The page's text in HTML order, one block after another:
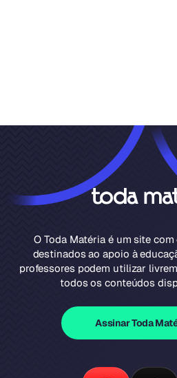
O Toda Matéria é um site
destinados ao apoio à
professores podem utilizar
todos os conteúdos
Assinar Toda